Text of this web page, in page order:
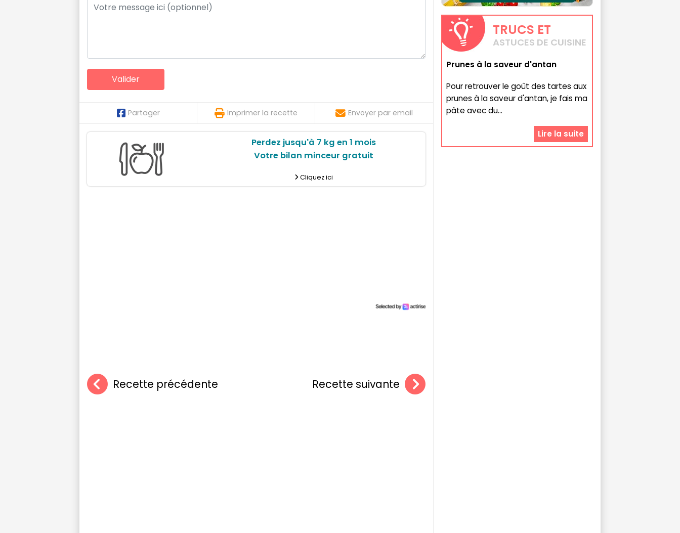
Partager Imprimer la recette Envoyer par email
Perdez jusqu'à 7 kg en 1 mois
Votre bilan minceur gratuit
Cliquez ici
Recette précédente Recette suivante
TRUCS ET
ASTUCES DE CUISINE
Prunes à la saveur d'antan
Pour retrouver le goût des tartes aux
prunes à la saveur d'antan, je fais ma
pâte avec du...
Lire la suite